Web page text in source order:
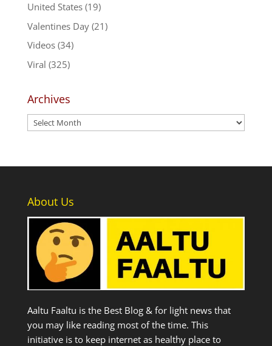
United States(19)
Valentines Day(21)
Videos(34)
Viral (325)
Archives
Archives
About Us
Aaltu Faaltu is the Best Blog & for light news that
you may like reading most of the time. This
initiative is to keep internet as healthy place to